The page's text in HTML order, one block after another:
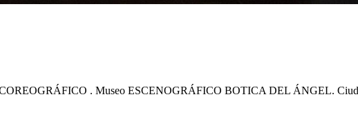
. Museo ESCENOGRÁFICO BOTICA DEL ÁNGEL.